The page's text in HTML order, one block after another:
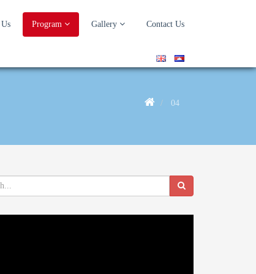
Program Gallery Contact Us
04